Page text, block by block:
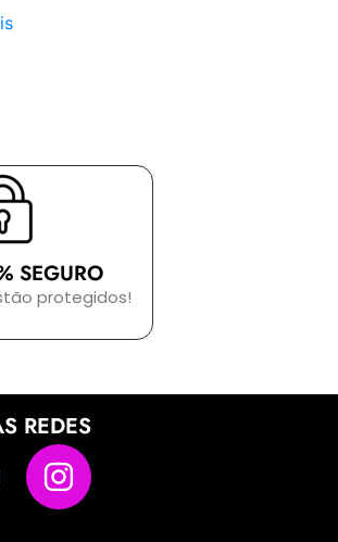
SEGURO
protegidos!
REDES